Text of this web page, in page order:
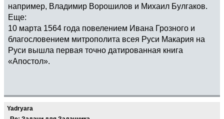
например, Владимир Ворошилов и Михаил Булгаков.
Еще:
10 марта 1564 года повелением Ивана Грозного и
благословением митрополита всея Руси Макария на
Руси вышла первая точно датированная книга
«Апостол».
Yadryara